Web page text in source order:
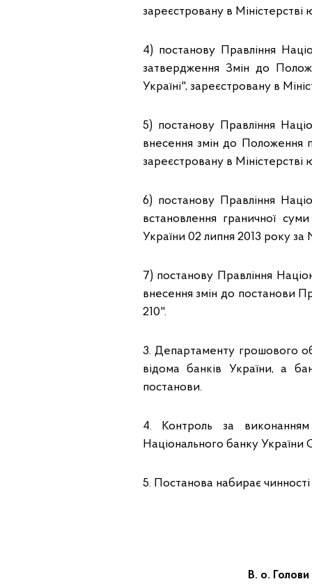
зареєстровану в Міністерстві
4) постанову Правління
затвердження Змін до
Україні", зареєстровану в
5) постанову Правління
внесення змін до Положення
зареєстровану в Міністерстві
6) постанову Правління
встановлення граничної
України 02 липня 2013 року за
7) постанову Правління
внесення змін до постанови
210".
3. Департаменту грошового
відома банків України, а
постанови.
4. Контроль за
Національного банку України
5. Постанова набирає чинності
В. о. Голови